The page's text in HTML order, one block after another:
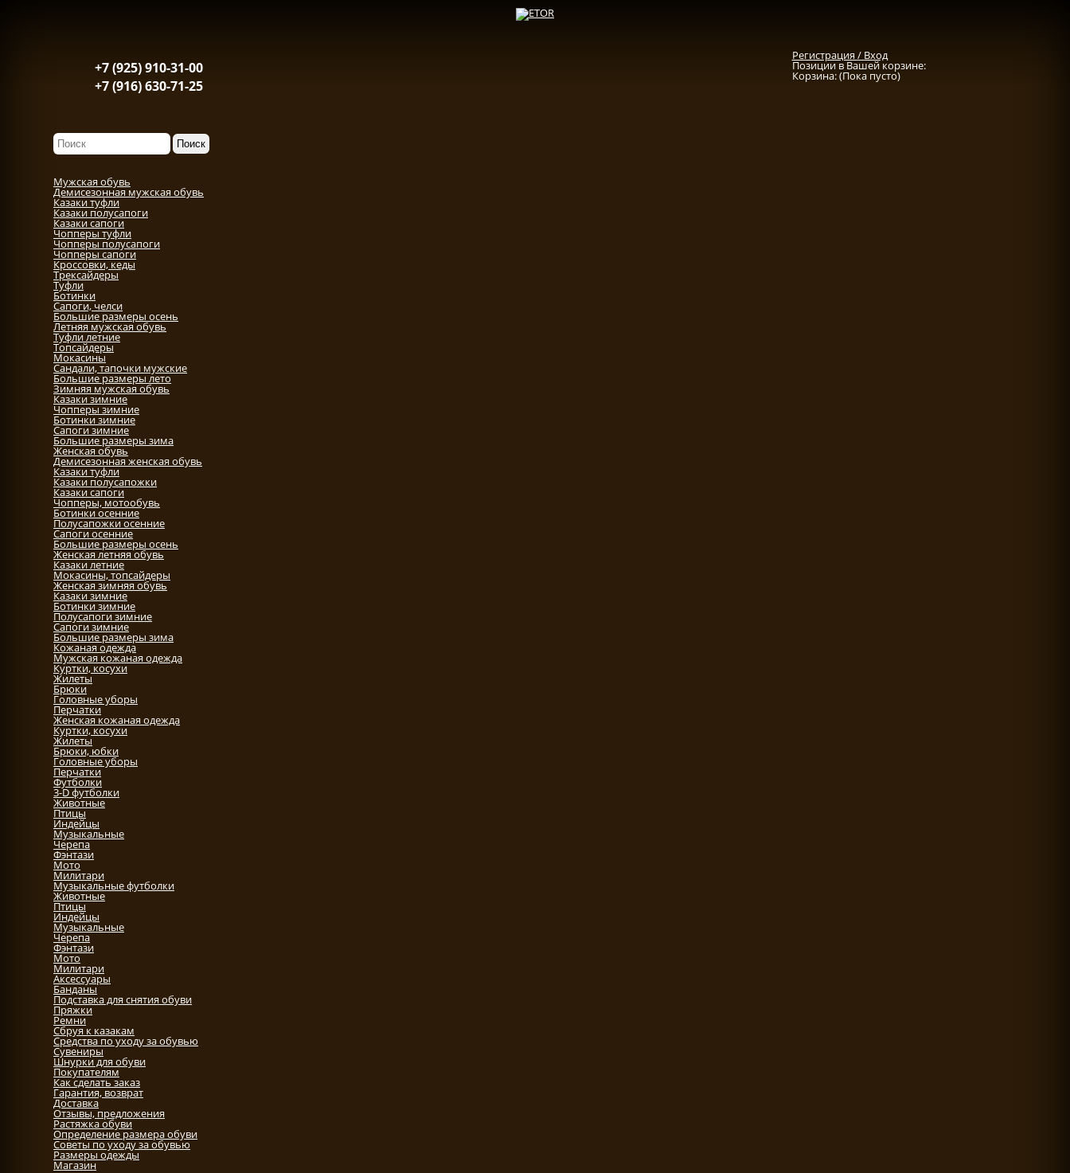
+7 (925) 910-31-00
+7 (916) 630-71-25
Регистрация / Вход
Позиции в Вашей корзине:
Корзина:(Пока пусто)
Мужская обувь
Демисезонная мужская обувь
Казаки туфли
Казаки полусапоги
Казаки сапоги
Чопперы туфли
Чопперы полусапоги
Чопперы сапоги
Кроссовки, кеды
Трексайдеры
Туфли
Ботинки
Сапоги, челси
Большие размеры осень
Летняя мужская обувь
Туфли летние
Топсайдеры
Мокасины
Сандали, тапочки мужские
Большие размеры лето
Зимняя мужская обувь
Казаки зимние
Чопперы зимние
Ботинки зимние
Сапоги зимние
Большие размеры зима
Женская обувь
Демисезонная женская обувь
Казаки туфли
Казаки полусапожки
Казаки сапоги
Чопперы, мотообувь
Ботинки осенние
Полусапожки осенние
Сапоги осенние
Большие размеры осень
Женская летняя обувь
Казаки летние
Мокасины, топсайдеры
Женская зимняя обувь
Казаки зимние
Ботинки зимние
Полусапоги зимние
Сапоги зимние
Большие размеры зима
Кожаная одежда
Мужская кожаная одежда
Куртки, косухи
Жилеты
Брюки
Головные уборы
Перчатки
Женская кожаная одежда
Куртки, косухи
Жилеты
Брюки, юбки
Головные уборы
Перчатки
Футболки
3-D футболки
Животные
Птицы
Индейцы
Музыкальные
Черепа
Фэнтази
Мото
Милитари
Музыкальные футболки
Животные
Птицы
Индейцы
Музыкальные
Черепа
Фэнтази
Мото
Милитари
Аксессуары
Банданы
Подставка для снятия обуви
Пряжки
Ремни
Сбруя к казакам
Средства по уходу за обувью
Сувениры
Шнурки для обуви
Покупателям
Как сделать заказ
Гарантия, возврат
Доставка
Отзывы, предложения
Растяжка обуви
Определение размера обуви
Советы по уходу за обувью
Размеры одежды
Магазин